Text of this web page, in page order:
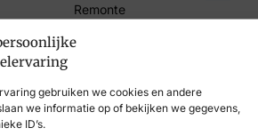
gebruiken we cookies en andere
we informatie op of bekijken we gegevens,
ID’s.
Remonte
€